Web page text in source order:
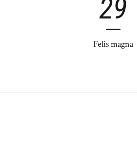
29
Felis magna